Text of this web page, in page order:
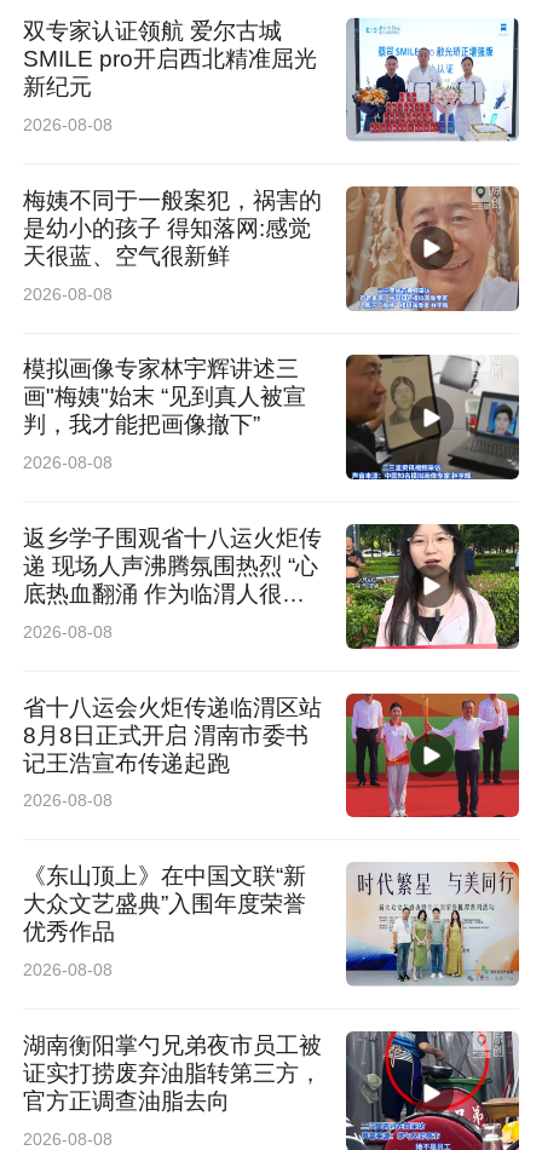
他们精准建立屏蔽设备启停时间清单，智能调度
周边基站信号强度，将干扰范围尽可能压缩在考
场之内，实现“精确屏蔽”。当最后一科考试结束
考场外焦急等待的父母，第一时间听到孩子平安
的声音。
高考全程，咸阳移动实行7×24 小时在岗值守，
开通故障处置优先响应通道，以高标准运维兼顾
考试公平与民生通信需求。未来，咸阳移动将继
双专家认证领航 爱尔古城
SMILE pro开启西北精准屈光
新纪元
2026-08-08
梅姨不同于一般案犯，祸害的
是幼小的孩子 得知落网:感觉
天很蓝、空气很新鲜
2026-08-08
模拟画像专家林宇辉讲述三
画"梅姨"始末 “见到真人被宣
判，我才能把画像撤下”
2026-08-08
返乡学子围观省十八运火炬传
递 现场人声沸腾氛围热烈 “心
底热血翻涌 作为临渭人很荣
耀”
2026-08-08
省十八运会火炬传递临渭区站
8月8日正式开启 渭南市委书
记王浩宣布传递起跑
2026-08-08
《东山顶上》在中国文联“新
大众文艺盛典”入围年度荣誉
优秀作品
2026-08-08
湖南衡阳掌勺兄弟夜市员工被
证实打捞废弃油脂转第三方，
官方正调查油脂去向
2026-08-08